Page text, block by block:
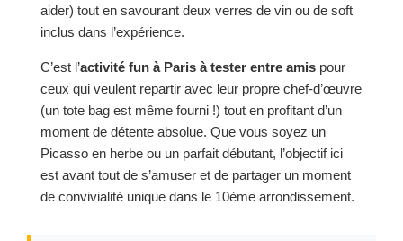
aider) tout en savourant deux verres de vin ou de soft
inclus dans l’expérience.
C’est l’activité fun à Paris à tester entre amis pour
ceux qui veulent repartir avec leur propre chef-d’œuvre
(un tote bag est même fourni !) tout en profitant d’un
moment de détente absolue. Que vous soyez un
Picasso en herbe ou un parfait débutant, l’objectif ici
est avant tout de s’amuser et de partager un moment
de convivialité unique dans le 10ème arrondissement.